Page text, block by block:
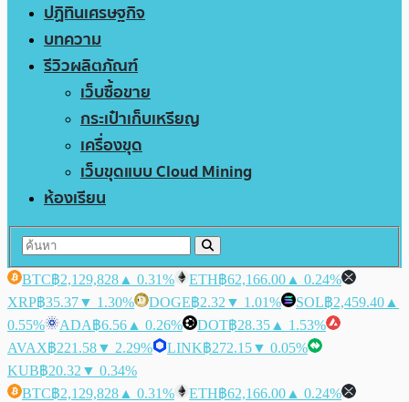
ปฏิทินเศรษฐกิจ
บทความ
รีวิวผลิตภัณฑ์
เว็บซื้อขาย
กระเป๋าเก็บเหรียญ
เครื่องขุด
เว็บขุดแบบ Cloud Mining
ห้องเรียน
BTC฿2,129,828 ▲ 0.31% ETH฿62,166.00 ▲ 0.24%
XRP฿35.37▼ 1.30% DOGE฿2.32 ▼ 1.01% SOL฿2,459.40 ▲
0.55%
ADA฿6.56 ▲ 0.26% DOT฿28.35 ▲ 1.53%
AVAX฿221.58▼ 2.29% LINK฿272.15▼ 0.05%
KUB฿20.32 ▼ 0.34%
BTC฿2,129,828 ▲ 0.31% ETH฿62,166.00 ▲ 0.24%